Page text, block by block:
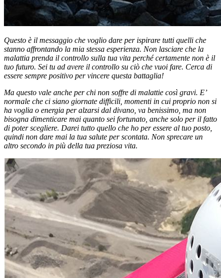
Questo è il messaggio che voglio dare per ispirare tutti quelli che
stanno affrontando la mia stessa esperienza. Non lasciare che la
malattia prenda il controllo sulla tua vita perché certamente non è il
tuo futuro. Sei tu ad avere il controllo su ciò che vuoi fare. Cerca di
essere sempre positivo per vincere questa battaglia!
Ma questo vale anche per chi non soffre di malattie così gravi. E’
normale che ci siano giornate difficili, momenti in cui proprio non si
ha voglia o energia per alzarsi dal divano, va benissimo, ma non
bisogna dimenticare mai quanto sei fortunato, anche solo per il fatto
di poter scegliere. Darei tutto quello che ho per essere al tuo posto,
quindi non dare mai la tua salute per scontata. Non sprecare un
altro secondo in più della tua preziosa vita.